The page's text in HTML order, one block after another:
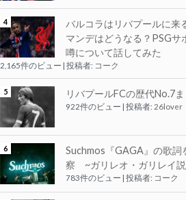
バルコラはリバプールに来
マンデはどうなる？PSGサ
噂について話してみた
2,165件のビュー | 投稿者: コーク
リバプールFCの歴代No.7
922件のビュー 投稿者: 26lover
Suchmos『GAGA』の歌詞
察 ~ガリレオ・ガリレイ
783件のビュー | 投稿者: コーク